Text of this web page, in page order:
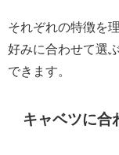
それぞれの特徴を
好みに合わせて選
できます。
キャベツに合